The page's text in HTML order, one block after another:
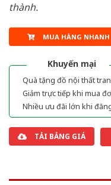
thành.
MUA HÀNG NHANH
Khuyến mại
Quà tặng đồ nội thất
Giảm trực tiếp khi mua
Nhiều ưu đãi lớn khi
TẢI BẢNG GIÁ